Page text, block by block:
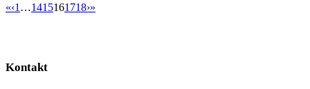
«‹1 …1415161718›»
Kontakt